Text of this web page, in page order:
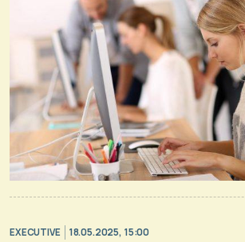
EXECUTIVE 18.05.2025, 15:00